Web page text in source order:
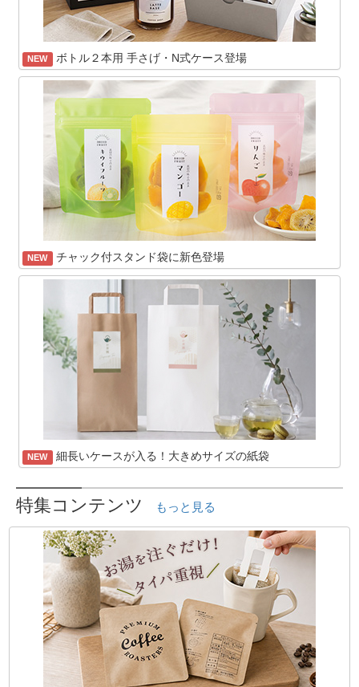
NEW ボトル２本用 手さげ・N式ケース登場
NEW チャック付スタンド袋に新色登場
NEW 細長いケースが入る！大きめサイズの紙袋
特集コンテンツ もっと見る